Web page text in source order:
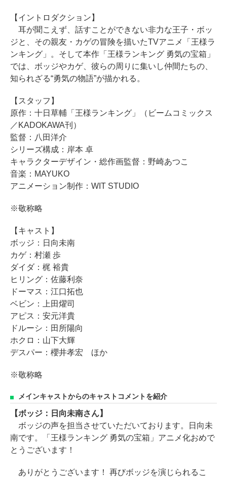
【イントロダクション】
耳が聞こえず、話すことができない非力な王子・ボッ
ジと、その親友・カゲの冒険を描いたTVアニメ「王様ラ
ンキング」。そして本作「王様ランキング 勇気の宝箱」
では、ボッジやカゲ、彼らの周りに集いし仲間たちの、
知られざる“勇気の物語”が描かれる。
【スタッフ】
原作：十日草輔「王様ランキング」（ビームコミックス
／KADOKAWA刊）
監督：八田洋介
シリーズ構成：岸本 卓
キャラクターデザイン・総作画監督：野崎あつこ
音楽：MAYUKO
アニメーション制作：WIT STUDIO
※敬称略
【キャスト】
ボッジ：日向未南
カゲ：村瀬 歩
ダイダ：梶 裕貴
ヒリング：佐藤利奈
ドーマス：江口拓也
ベビン：上田燿司
アピス：安元洋貴
ドルーシ：田所陽向
ホクロ：山下大輝
デスパー：櫻井孝宏 ほか
※敬称略
メインキャストからのキャストコメントを紹介
【ボッジ：日向未南さん】
ボッジの声を担当させていただいております。日向未
南です。「王様ランキング 勇気の宝箱」アニメ化おめで
とうございます！
ありがとうございます！ 再びボッジを演じられるこ